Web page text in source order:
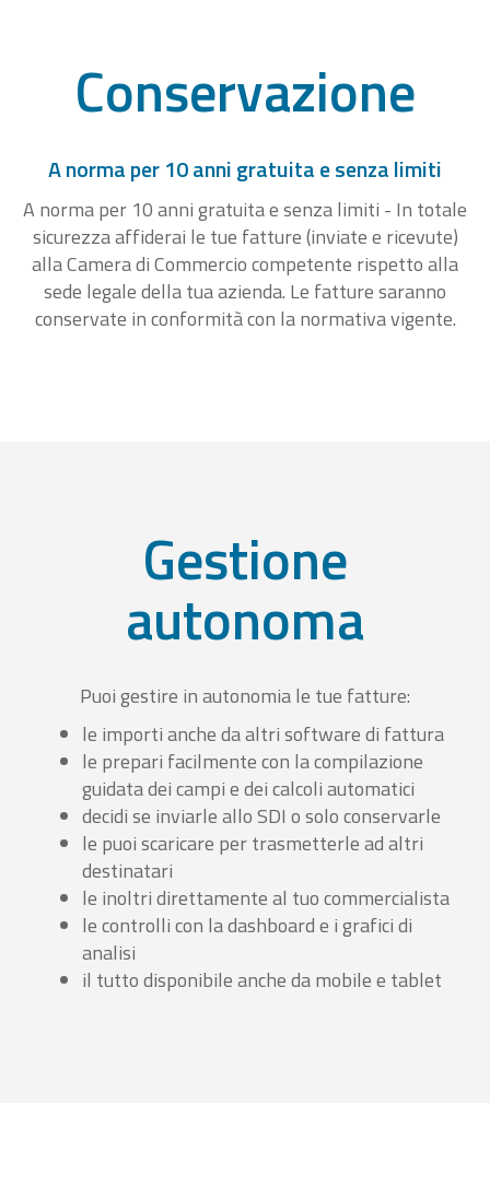
Conservazione
A norma per 10 anni gratuita e senza limiti
A norma per 10 anni gratuita e senza limiti - In totale
sicurezza affiderai le tue fatture (inviate e ricevute)
alla Camera di Commercio competente rispetto alla
sede legale della tua azienda. Le fatture saranno
conservate in conformità con la normativa vigente.
Gestione
autonoma
Puoi gestire in autonomia le tue fatture:
le importi anche da altri software di fattura
le prepari facilmente con la compilazione
guidata dei campi e dei calcoli automatici
decidi se inviarle allo SDI o solo conservarle
le puoi scaricare per trasmetterle ad altri
destinatari
le inoltri direttamente al tuo commercialista
le controlli con la dashboard e i grafici di
analisi
il tutto disponibile anche da mobile e tablet